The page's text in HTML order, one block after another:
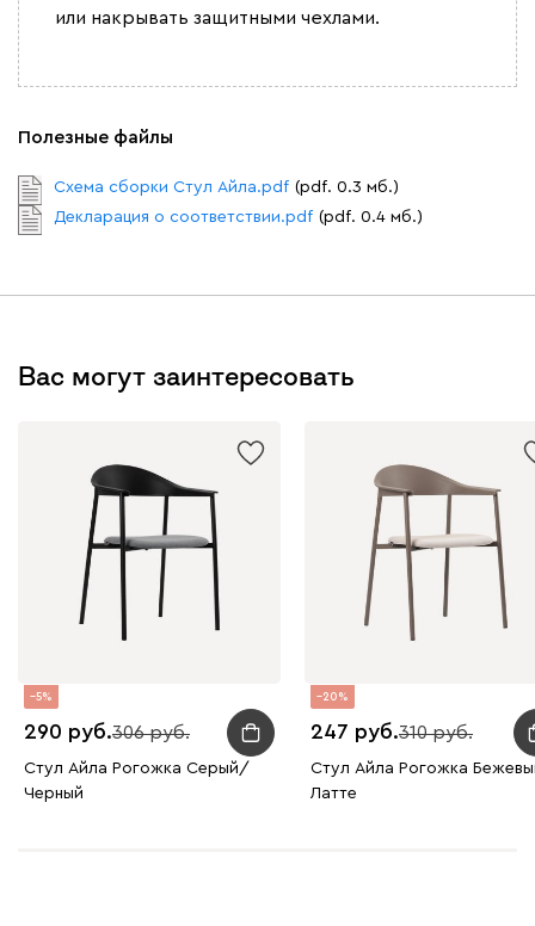
или накрывать защитными чехлами.
Полезные файлы
Схема сборки Стул Айла.pdf (pdf. 0.3 мб.)
Декларация о соответствии.pdf (pdf. 0.4 мб.)
Вас могут заинтересовать
5
290 306
Стул Айла Рогожка Серый/
Черный
20
247 310
Стул Айла Рогожка
Латте